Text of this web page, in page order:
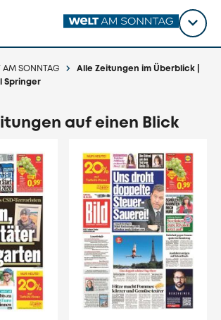
Titel
AM SONNTAG
Alle Zeitungen im Überblick |
Springer
auf einen Blick